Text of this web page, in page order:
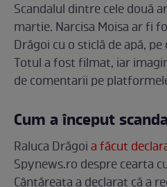
Scandalul dintre cele două
martie. Narcisa Moisa ar fi
Drăgoi cu o sticlă de apă,
Totul a fost filmat, iar
de comentarii pe
Cum a început
Raluca Drăgoia făcut
Spynews.ro despre cearta